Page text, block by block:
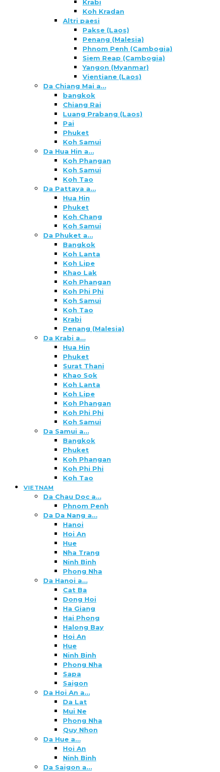
Krabi
Koh Kradan
Altri paesi
Pakse (Laos)
Penang (Malesia)
Phnom Penh (Cambogia)
Siem Reap (Cambogia)
Yangon (Myanmar)
Vientiane (Laos)
Da Chiang Mai a…
bangkok
Chiang Rai
Luang Prabang (Laos)
Pai
Phuket
Koh Samui
Da Hua Hin a…
Koh Phangan
Koh Samui
Koh Tao
Da Pattaya a…
Hua Hin
Phuket
Koh Chang
Koh Samui
Da Phuket a…
Bangkok
Koh Lanta
Koh Lipe
Khao Lak
Koh Phangan
Koh Phi Phi
Koh Samui
Koh Tao
Krabi
Penang (Malesia)
Da Krabi a…
Hua Hin
Phuket
Surat Thani
Khao Sok
Koh Lanta
Koh Lipe
Koh Phangan
Koh Phi Phi
Koh Samui
Da Samui a…
Bangkok
Phuket
Koh Phangan
Koh Phi Phi
Koh Tao
VIETNAM
Da Chau Doc a…
Phnom Penh
Da Da Nang a…
Hanoi
Hoi An
Hue
Nha Trang
Ninh Binh
Phong Nha
Da Hanoi a…
Cat Ba
Dong Hoi
Ha Giang
Hai Phong
Halong Bay
Hoi An
Hue
Ninh Binh
Phong Nha
Sapa
Saigon
Da Hoi An a…
Da Lat
Mui Ne
Phong Nha
Quy Nhon
Da Hue a…
Hoi An
Ninh Binh
Da Saigon a…